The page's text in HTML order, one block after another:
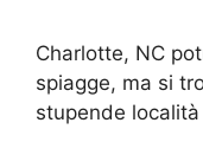
Charlotte, NC
spiagge, ma si
stupende